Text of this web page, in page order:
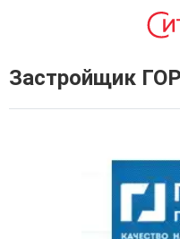
Застройщик